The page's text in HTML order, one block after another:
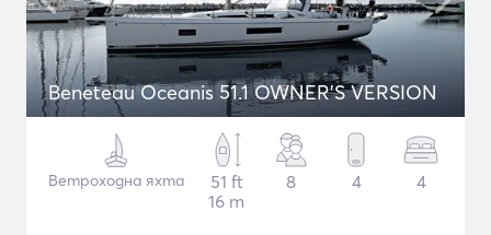
Beneteau Oceanis 51.1 OWNER'S VERSION
Ветроходна яхта
51 ft
16 m
8 4 4